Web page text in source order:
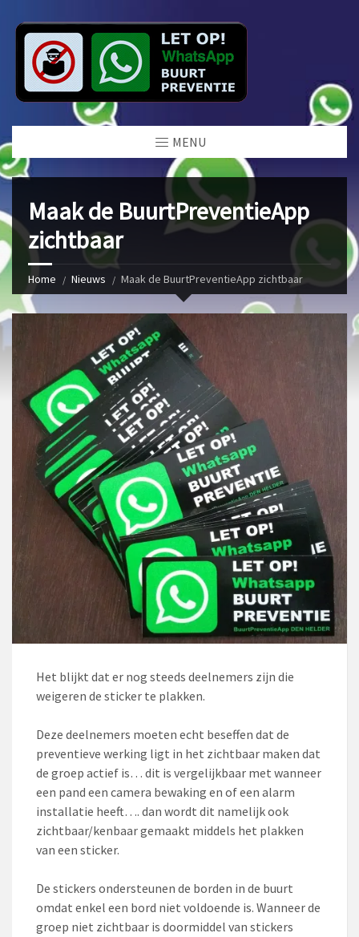
MENU
Maak de BuurtPreventieApp
zichtbaar
Home Nieuws Maak de BuurtPreventieApp zichtbaar
Het blijkt dat er nog steeds deelnemers zijn die
weigeren de sticker te plakken.
Deze deelnemers moeten echt beseffen dat de
preventieve werking ligt in het zichtbaar maken dat
de groep actief is… dit is vergelijkbaar met wanneer
een pand een camera bewaking en of een alarm
installatie heeft…. dan wordt dit namelijk ook
zichtbaar/kenbaar gemaakt middels het plakken
van een sticker.
De stickers ondersteunen de borden in de buurt
omdat enkel een bord niet voldoende is. Wanneer de
groep niet zichtbaar is doormiddel van stickers